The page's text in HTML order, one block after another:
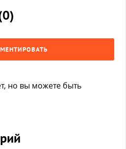
0)
но вы можете быть